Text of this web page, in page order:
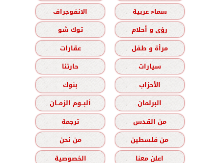
سماء عربية
الانفوجراف
رؤى و أحلام
توك شو
مرأة و طفل
عقارات
سيارات
حارتنا
الأحزاب
بنوك
البرلمان
ألبــوم الزمــان
من القدس
ترجمة
من فلسطين
من نحن
اعلن معنا
الخصوصية